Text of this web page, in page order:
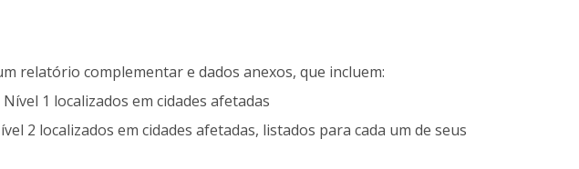
relatório complementar e dados anexos, que incluem:
1 localizados em cidades afetadas
2 localizados em cidades afetadas, listados para cada um de seus